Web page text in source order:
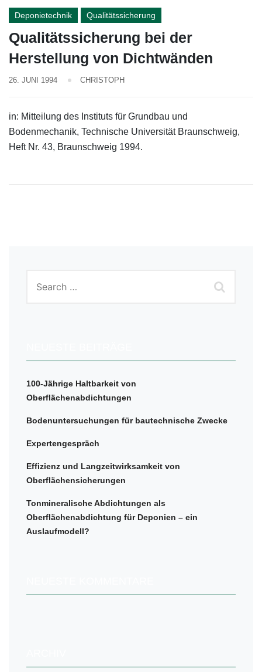
Deponietechnik Qualitätssicherung
Qualitätssicherung bei der
Herstellung von Dichtwänden
26. JUNI 1994 CHRISTOPH
in: Mittei­lung des Instituts für Grundbau und
Bodenmechanik, Technische Universität Braun­schweig,
Heft Nr. 43, Braunschweig 1994.
100-Jährige Haltbarkeit von
Oberflächenabdichtungen
Bodenuntersuchungen für bautechnische Zwecke
Expertengespräch
Effizienz und Langzeitwirksamkeit von
Oberflächensicherungen
Tonmineralische Abdichtungen als
Oberflächenabdichtung für Deponien – ein
Auslaufmodell?